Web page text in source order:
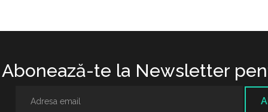
Abonează-te la Newsletter